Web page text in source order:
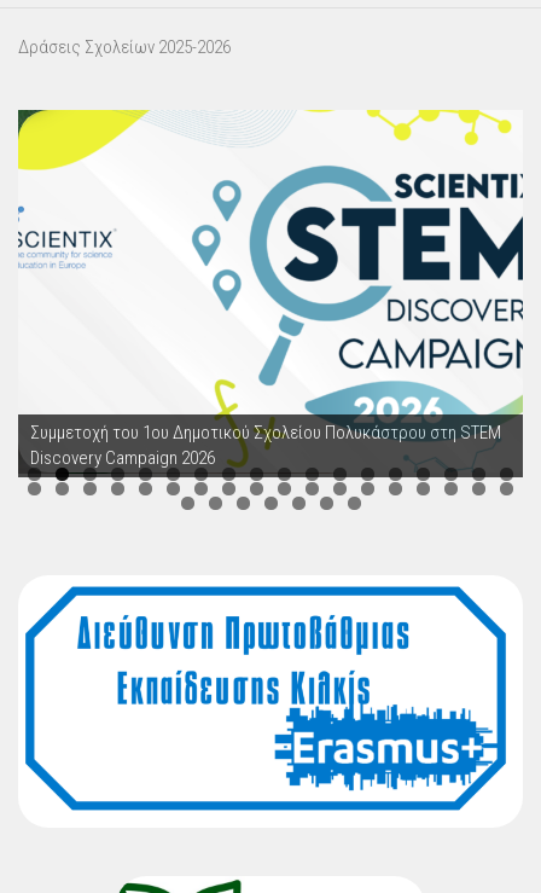
Δράσεις Σχολείων 2025-2026
Συμμετοχή του 1ου Δημοτικού Σχολείου Πολυκάστρου στη STEM
Discovery Campaign 2026